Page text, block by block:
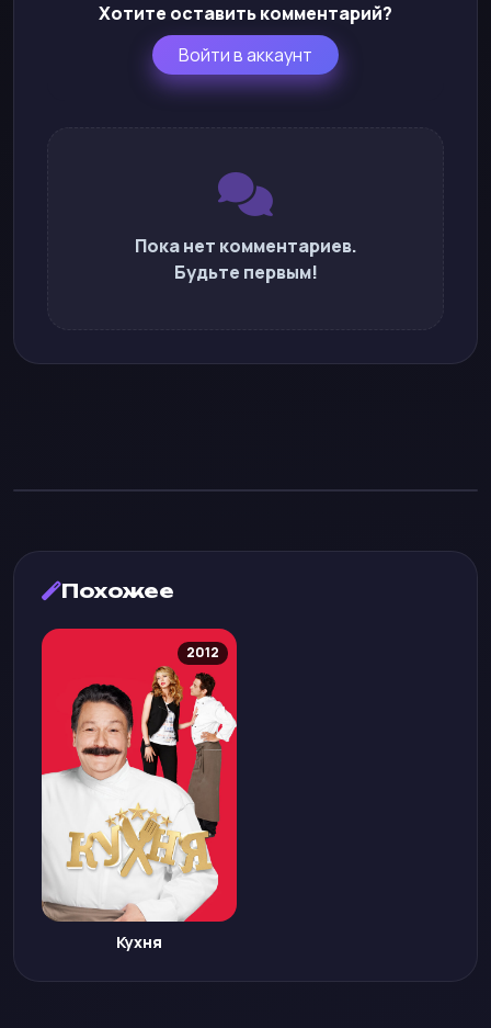
Хотите оставить комментарий?
Войти в аккаунт
Пока нет комментариев.
Будьте первым!
Похожее
2012
Кухня